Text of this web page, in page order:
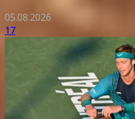
05.08.2026
17